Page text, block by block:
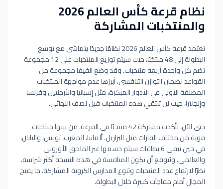
نظام قرعة كأس العالم 2026
والمنتخبات المشاركة
تعتمد قرعة كأس العالم 2026 نظامًا جديدًا يتماشى مع توسع
البطولة إلى 48 منتخبًا، حيث سيتم توزيع المنتخبات على 12 مجموعة
تضم كل واحدة أربعة منتخبات. وقد وضع الفيفا مجموعة من
القواعد لضمان التوازن التنافسي، أبرزها عدم مواجهة المنتخبات
المصنفة الأولى في الأدوار المبكرة، مثل إسبانيا والأرجنتين وفرنسا
وإنجلترا، حيث لن تلتقي هذه المنتخبات قبل نصف النهائي.
حتى الآن، تأكدت مشاركة 42 منتخبًا في القرعة، من بينها منتخبات
قوية من مختلف القارات مثل البرازيل، ألمانيا، المغرب، تونس، واليابان،
في حين تبقى 6 بطاقات سيتم حسمها عبر الملحق الأوروبي
والعالمي. ويُتوقع أن تكون المنافسة في هذه النسخة أكثر شراسة،
نظرًا لارتفاع عدد المنتخبات وتنوع المدارس الكروية المشاركة، ما يفتح
المجال أمام مفاجآت كبيرة خلال البطولة.